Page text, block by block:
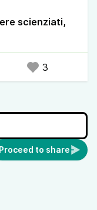
può fare la
climatica?
Reale e il
scienziati,
3
Proceed to share